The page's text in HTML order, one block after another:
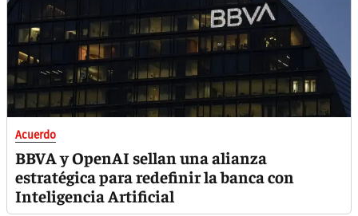
Acuerdo
BBVA y OpenAI sellan una alianza
estratégica para redefinir la banca con
Inteligencia Artificial